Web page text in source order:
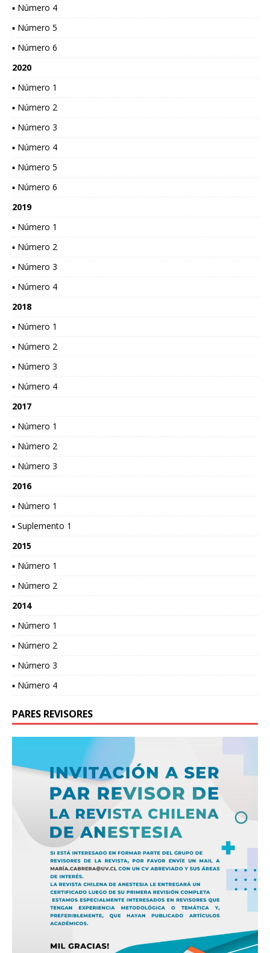
▪ Número 4
▪ Número 5
▪ Número 6
2020
▪ Número 1
▪ Número 2
▪ Número 3
▪ Número 4
▪ Número 5
▪ Número 6
2019
▪ Número 1
▪ Número 2
▪ Número 3
▪ Número 4
2018
▪ Número 1
▪ Número 2
▪ Número 3
▪ Número 4
2017
▪ Número 1
▪ Número 2
▪ Número 3
2016
▪ Número 1
▪ Suplemento 1
2015
▪ Número 1
▪ Número 2
2014
▪ Número 1
▪ Número 2
▪ Número 3
▪ Número 4
PARES REVISORES